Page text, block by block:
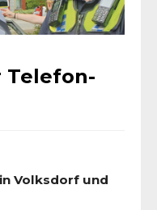
Telefon-
Volksdorf und